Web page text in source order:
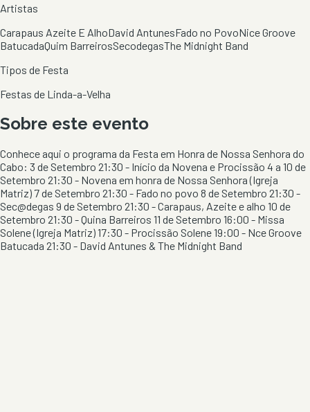
Artistas
Carapaus Azeite E AlhoDavid AntunesFado no PovoNice Groove
BatucadaQuim BarreirosSecodegasThe Midnight Band
Tipos de Festa
Festas de Linda-a-Velha
Sobre este evento
Conhece aqui o programa da Festa em Honra de Nossa Senhora do
Cabo: 3 de Setembro 21:30 - Início da Novena e Procissão 4 a 10 de
Setembro 21:30 - Novena em honra de Nossa Senhora (Igreja
Matriz) 7 de Setembro 21:30 - Fado no povo 8 de Setembro 21:30 -
Sec@degas 9 de Setembro 21:30 - Carapaus, Azeite e alho 10 de
Setembro 21:30 - Quina Barreiros 11 de Setembro 16:00 - Missa
Solene (Igreja Matriz) 17:30 - Procissão Solene 19:00 - Nce Groove
Batucada 21:30 - David Antunes & The Midnight Band